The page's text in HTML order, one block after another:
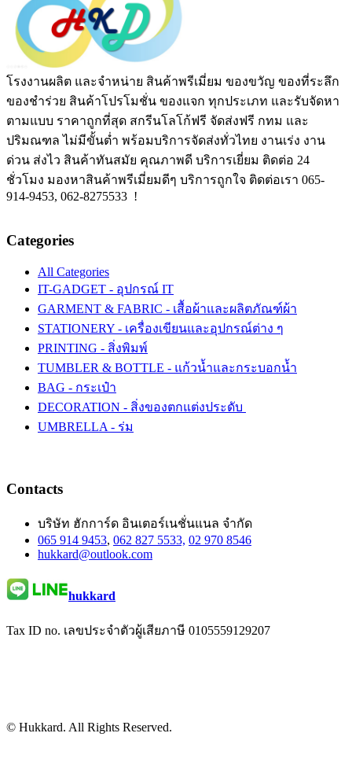
โรงงานผลิต และจำหน่าย สินค้าพรีเมี่ยม ของขวัญ ของที่ระลึก
ของชำร่วย สินค้าโปรโมชั่น ของแจก ทุกประเภท และรับจัดหา
ตามแบบ ราคาถูกที่สุด สกรีนโลโก้ฟรี จัดส่งฟรี กทม และ
ปริมณฑล ไม่มีขั้นต่ำ พร้อมบริการจัดส่งทั่วไทย งานเร่ง งาน
ด่วน ส่งไว สินค้าทันสมัย คุณภาพดี บริการเยี่ยม ติดต่อ 24
ชั่วโมง มองหาสินค้าพรีเมี่ยมดีๆ บริการถูกใจ ติดต่อเรา 065-
914-9453, 062-8275533 !
Categories
All Categories
IT-GADGET - อุปกรณ์ IT
GARMENT & FABRIC - เสื้อผ้าและผลิตภัณฑ์ผ้า
STATIONERY - เครื่องเขียนและอุปกรณ์ต่าง ๆ
PRINTING - สิ่งพิมพ์
TUMBLER & BOTTLE - แก้วน้ำและกระบอกน้ำ
BAG - กระเป๋า
DECORATION - สิ่งของตกแต่งประดับ
UMBRELLA - ร่ม
Contacts
บริษัท ฮักการ์ด อินเตอร์เนชั่นแนล จำกัด
065 914 9453, 062 827 5533, 02 970 8546
hukkard@outlook.com
hukkard
Tax ID no. เลขประจำตัวผู้เสียภาษี 0105559129207
© Hukkard. All Rights Reserved.